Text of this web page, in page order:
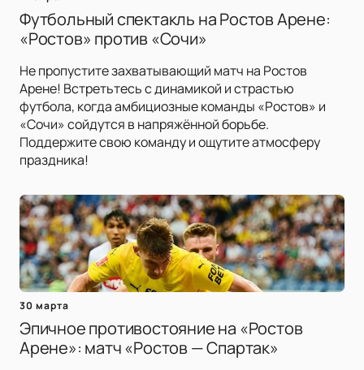
Футбольный спектакль на Ростов Арене:
«Ростов» против «Сочи»
Не пропустите захватывающий матч на Ростов
Арене! Встретьтесь с динамикой и страстью
футбола, когда амбициозные команды «Ростов» и
«Сочи» сойдутся в напряжённой борьбе.
Поддержите свою команду и ощутите атмосферу
праздника!
30 марта
Эпичное противостояние на «Ростов
Арене»: матч «Ростов — Спартак»